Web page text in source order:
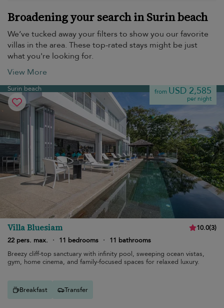
Broadening your search in Surin beach
We’ve tucked away your filters to show you our favorite
villas in the area. These top-rated stays might be just
what you're looking for.
View More
Surin beach from USD 2,585
per night
Villa Bluesiam 10.0(3)
22 pers. max.
· 11 bedrooms ·
11 bathrooms
Breezy cliff-top sanctuary with infinity pool, sweeping ocean vistas,
gym, home cinema, and family-focused spaces for relaxed luxury.
Breakfast Transfer